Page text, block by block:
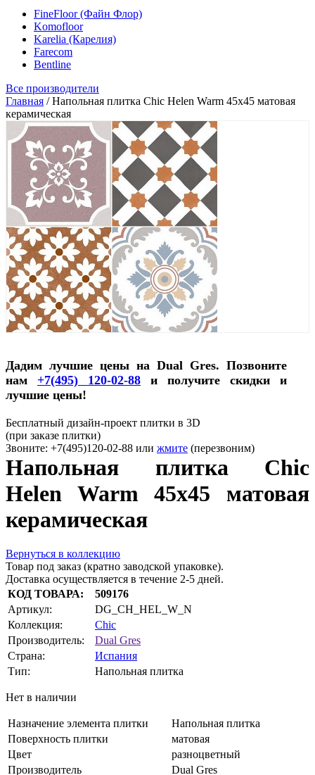
FineFloor (Файн Флор)
Komofloor
Karelia (Карелия)
Farecom
Bentline
Все производители
Главная /Напольная плитка Chic Helen Warm 45x45 матовая
керамическая
Дадим лучшие цены на Dual Gres. Позвоните
нам +7(495) 120-02-88 и получите скидки и
лучшие цены!
Бесплатный дизайн-проект плитки в 3D
(при заказе плитки)
Звоните: +7(495)120-02-88 или жмите (перезвоним)
Напольная плитка Chic
Helen Warm 45x45 матовая
керамическая
Вернуться в коллекцию
Товар под заказ (кратно заводской упаковке).
Доставка осуществляется в течение 2-5 дней.
КОД ТОВАРА:
509176
Артикул:
DG_CH_HEL_W_N
Коллекция:
Chic
Производитель:
Dual Gres
Страна:
Испания
Тип:
Напольная плитка
Нет в наличии
Назначение элемента плитки
Напольная плитка
Поверхность плитки
матовая
Цвет
разноцветный
Производитель
Dual Gres